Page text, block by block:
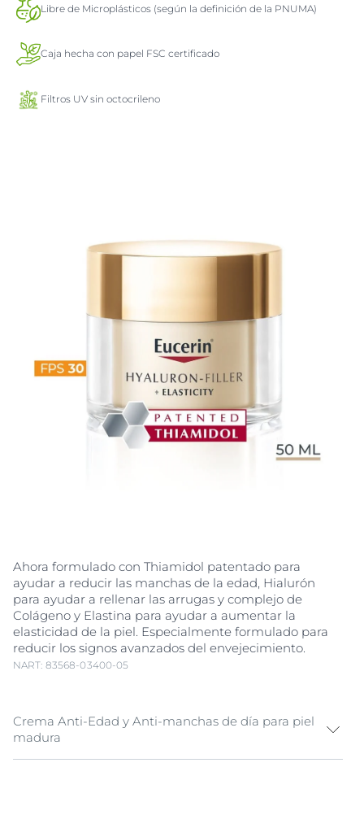
Libre de Microplásticos (según la definición de la PNUMA)
Caja hecha con papel FSC certificado
Filtros UV sin octocrileno
Ahora formulado con Thiamidol patentado para
ayudar a reducir las manchas de la edad, Hialurón
para ayudar a rellenar las arrugas y complejo de
Colágeno y Elastina para ayudar a aumentar la
elasticidad de la piel. Especialmente formulado para
reducir los signos avanzados del envejecimiento.
NART: 83568-03400-05
Crema Anti-Edad y Anti-manchas de día para piel
madura